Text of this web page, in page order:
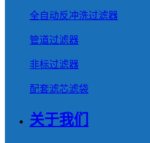
全自动反冲洗过滤器
管道过滤器
非标过滤器
配套滤芯滤袋
关于我们